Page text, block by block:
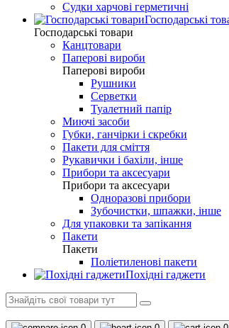
Судки харчові герметичні
Господарські
Господарські товари
Канцтовари
Паперові вироби
Паперові вироби
Рушники
Серветки
Туалетний папір
Миючі засоби
Губки, ганчірки і скребки
Пакети для сміття
Рукавички і бахіли, інше
Прибори та аксесуари
Прибори та аксесуари
Одноразові прибори
Зубочистки, шпажки, інше
Для упаковки та запікання
Пакети
Пакети
Поліетиленові пакети
Похідні гаджети